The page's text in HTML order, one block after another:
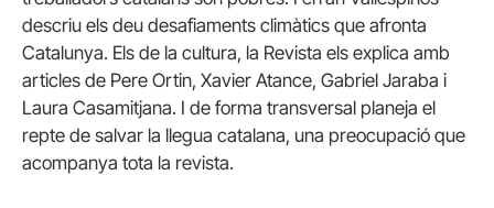
descriu els deu desafiaments climàtics que afronta
Catalunya. Els de la cultura, la Revista els explica amb
articles de Pere Ortin, Xavier Atance, Gabriel Jaraba i
Laura Casamitjana. I de forma transversal planeja el
repte de salvar la llegua catalana, una preocupació que
acompanya tota la revista.